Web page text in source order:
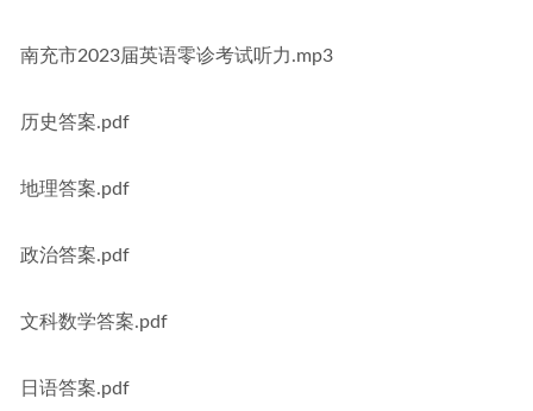
南充市2023届英语零诊考试听力.mp3
历史答案.pdf
地理答案.pdf
政治答案.pdf
文科数学答案.pdf
日语答案.pdf